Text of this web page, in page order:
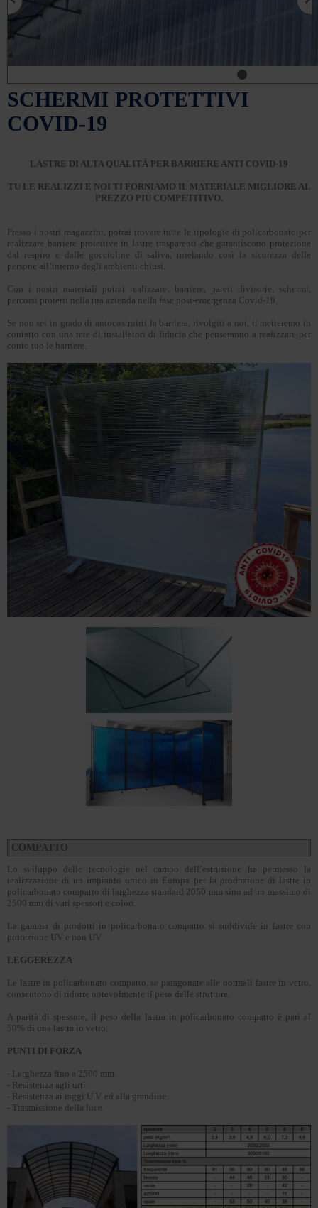
SCHERMI PROTETTIVI
COVID-19
LASTRE DI ALTA QUALITÀ PER BARRIERE ANTI COVID-19
TU LE REALIZZI E NOI TI FORNIAMO IL MATERIALE MIGLIORE AL
PREZZO PIÙ COMPETITIVO.
Presso i nostri magazzini, potrai trovare tutte le tipologie di policarbonato per
realizzare barriere protettive in lastre trasparenti che garantiscono protezione
dal respiro e dalle goccioline di saliva, tutelando così la sicurezza delle
persone all’interno degli ambienti chiusi.
Con i nostri materiali potrai realizzare: barriere, pareti divisorie, schermi,
percorsi protetti nella tua azienda nella fase post-emergenza Covid-19.
Se non sei in grado di autocostruirti la barriera, rivolgiti a noi, ti metteremo in
contatto con una rete di installatori di fiducia che penseranno a realizzare per
conto tuo le barriere.
COMPATTO
Lo sviluppo delle tecnologie nel campo dell’estrusione ha permesso la
realizzazione di un impianto unico in Europa per la produzione di lastre in
policarbonato compatto di larghezza standard 2050 mm sino ad un massimo di
2500 mm di vari spessori e colori.
La gamma di prodotti in policarbonato compatto si suddivide in lastre con
protezione UV e non UV.
LEGGEREZZA
Le lastre in policarbonato compatto, se paragonate alle normali lastre in vetro,
consentono di ridurre notevolmente il peso delle strutture.
A parità di spessore, il peso della lastra in policarbonato compatto è pari al
50% di una lastra in vetro.
PUNTI DI FORZA
- Larghezza fino a 2500 mm.
- Resistenza agli urti.
- Resistenza ai raggi U.V. ed alla grandine.
- Trasmissione della luce.